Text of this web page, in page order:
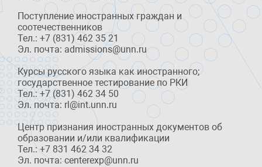
Поступление иностранных граждан и
соотечественников
Тел.: +7 (831) 462 35 21
Эл. почта: admissions@unn.ru
Курсы русского языка как иностранного;
государственное тестирование по РКИ
Тел.: +7 (831) 462 34 50
Эл. почта: rl@int.unn.ru
Центр признания иностранных документов об
образовании и/или квалификации
Тел.: +7 831 462 34 32
Эл. почта: centerexp@unn.ru